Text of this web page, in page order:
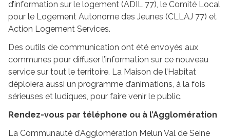
d’information sur le logement (ADIL 77), le Comité Local
pour le Logement Autonome des Jeunes (CLLAJ 77) et
Action Logement Services.
Des outils de communication ont été envoyés aux
communes pour diffuser l’information sur ce nouveau
service sur tout le territoire. La Maison de l’Habitat
déploiera aussi un programme d’animations, à la fois
sérieuses et ludiques, pour faire venir le public.
Rendez-vous par téléphone ou à l’Agglomération
La Communauté d’Agglomération Melun Val de Seine